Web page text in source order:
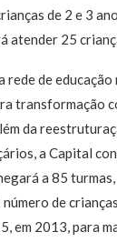
de 2 e 3
atender 25
rede de
transformação
da
a Capital
a 85
número de
em 2013, para